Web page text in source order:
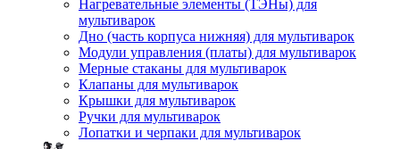
Нагревательные элементы (ТЭНы) для
мультиварок
Дно (часть корпуса нижняя) для мультиварок
Модули управления (платы) для мультиварок
Мерные стаканы для мультиварок
Клапаны для мультиварок
Крышки для мультиварок
Ручки для мультиварок
Лопатки и черпаки для мультиварок